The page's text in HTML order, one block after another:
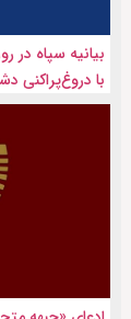
بیانیه سپاه در
با دروغ‌پراکنی